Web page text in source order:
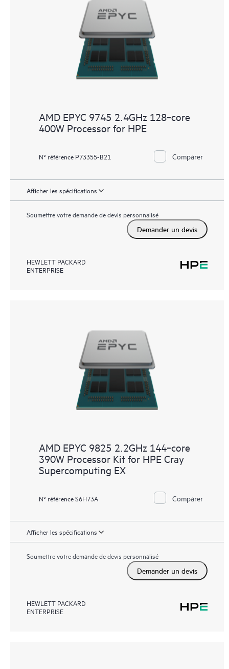
AMD EPYC 9745 2.4GHz 128‑core
400W Processor for HPE
N° référence P73355-B21 Comparer
Afficher les spécifications
Soumettre votre demande de devis personnalisé
Demander un devis
HEWLETT PACKARD
ENTERPRISE
AMD EPYC 9825 2.2GHz 144‑core
390W Processor Kit for HPE Cray
Supercomputing EX
N° référence S6H73A Comparer
Afficher les spécifications
Soumettre votre demande de devis personnalisé
Demander un devis
HEWLETT PACKARD
ENTERPRISE